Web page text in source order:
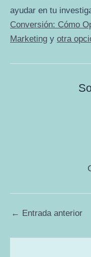
ayudar en tu
Conversión: Cómo
Marketing y otra
← Entrada anterior